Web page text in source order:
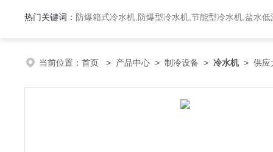
热门关键词： 防爆箱式冷水机,防爆型冷水机,节能型冷水机,盐水低
当前位置： 首页 > 产品中心 > 制冷设备 > 冷水机> 供应